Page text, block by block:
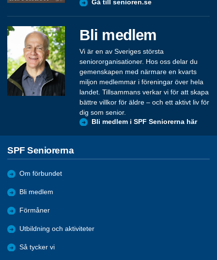
Gå till senioren.se
Bli medlem
Vi är en av Sveriges största
seniororganisationer. Hos oss delar du
gemenskapen med närmare en kvarts
miljon medlemmar i föreningar över hela
landet. Tillsammans verkar vi för att skapa
bättre villkor för äldre – och ett aktivt liv för
dig som senior.
Bli medlem i SPF Seniorerna här
SPF Seniorerna
Om förbundet
Bli medlem
Förmåner
Utbildning och aktiviteter
Så tycker vi